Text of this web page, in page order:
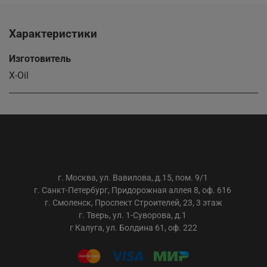
Характеристики
Изготовитель
X-Oil
г. Москва, ул. Вавилова, д.15, пом. 9/1
г. Санкт-Петербург, Придорожная аллея 8, оф. 616
г. Смоленск, Проспект Строителей, 23, 3 этаж
г. Тверь, ул. 1-Суворова, д.1
г Калуга, ул. Болдина 61, оф. 222